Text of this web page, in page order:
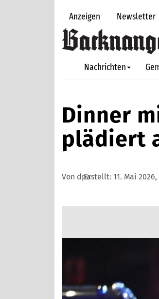
Anzeigen Newsletter
Nachrichten
Dinner
plädiert
Von dpaErstellt: 11. Mai